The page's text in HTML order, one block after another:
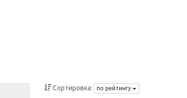
Сортировка: по рейтингу